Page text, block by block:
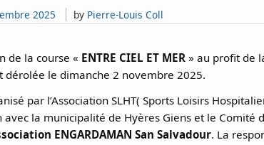
2025 by Pierre-Louis Coll
de la course « ENTRE CIEL ET MER » au profit de
dérolée le dimanche 2 novembre 2025.
par l’Association SLHT( Sports Loisirs
la municipalité de Hyères Giens et le Comité
ENGARDAMAN San Salvadour. La